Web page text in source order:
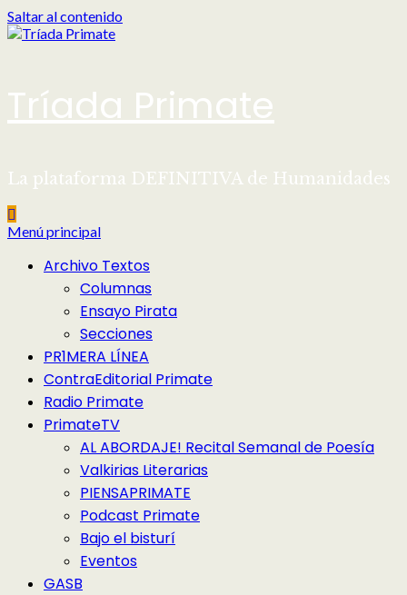
Saltar al contenido
Tríada Primate
La plataforma DEFINITIVA de Humanidades
Menú principal
Archivo Textos
Columnas
Ensayo Pirata
Secciones
PR1MERA LÍNEA
ContraEditorial Primate
Radio Primate
PrimateTV
AL ABORDAJE! Recital Semanal de Poesía
Valkirias Literarias
PIENSAPRIMATE
Podcast Primate
Bajo el bisturí
Eventos
GASB